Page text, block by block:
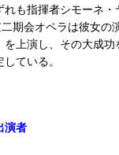
れも指揮者シモーネ
期会オペラは彼女の
を上演し、その大成
ている。
演者